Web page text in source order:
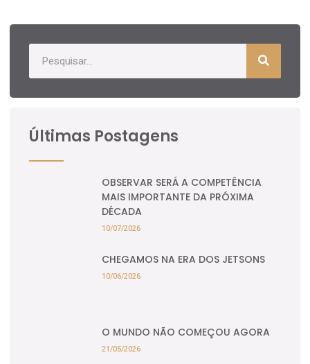
Últimas Postagens
OBSERVAR SERÁ A COMPETÊNCIA
MAIS IMPORTANTE DA PRÓXIMA
DÉCADA
10/07/2026
CHEGAMOS NA ERA DOS JETSONS
10/06/2026
O MUNDO NÃO COMEÇOU AGORA
21/05/2026